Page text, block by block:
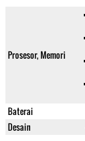
Prosesor, Memori
Baterai
Desain